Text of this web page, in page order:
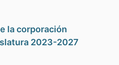
la corporación
2023-2027